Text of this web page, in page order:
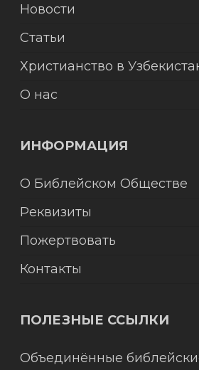
Новости
Статьи
Христианство в
О нас
ИНФОРМАЦИЯ
О Библейском Обществе
Реквизиты
Пожертвовать
Контакты
ПОЛЕЗНЫЕ ССЫЛКИ
Объединённые